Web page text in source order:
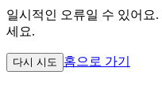
일시적인 오류일 수 있어요.
세요.
다시 시도 홈으로 가기